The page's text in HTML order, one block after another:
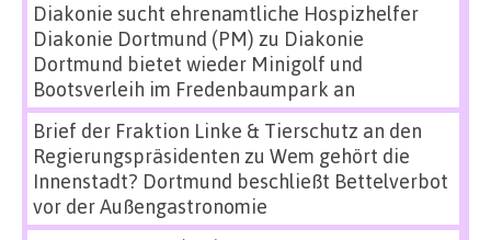
Diakonie sucht ehrenamtliche Hospizhelfer
Diakonie Dortmund (PM) zu Diakonie
Dortmund bietet wieder Minigolf und
Bootsverleih im Fredenbaumpark an
Brief der Fraktion Linke & Tierschutz an den
Regierungspräsidenten zu Wem gehört die
Innenstadt? Dortmund beschließt Bettelverbot
vor der Außengastronomie